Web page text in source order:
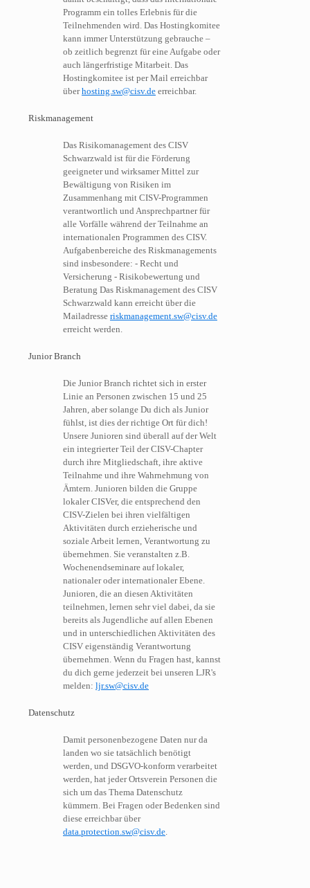
Programm ein tolles Erlebnis für die
Teilnehmenden wird. Das Hostingkomitee
kann immer Unterstützung gebrauche –
ob zeitlich begrenzt für eine Aufgabe oder
auch längerfristige Mitarbeit. Das
Hostingkomitee ist per Mail erreichbar
überhosting.sw@cisv.de erreichbar.
Riskmanagement
Das Risikomanagement des CISV
Schwarzwald ist für die Förderung
geeigneter und wirksamer Mittel zur
Bewältigung von Risiken im
Zusammenhang mit CISV-Programmen
verantwortlich und Ansprechpartner für
alle Vorfälle während der Teilnahme an
internationalen Programmen des CISV.
Aufgabenbereiche des Riskmanagements
sind insbesondere: - Recht und
Versicherung - Risikobewertung und
Beratung Das Riskmanagement des CISV
Schwarzwald kann erreicht über die
Mailadresse riskmanagement.sw@cisv.de
erreicht werden.
Junior Branch
Die Junior Branch richtet sich in erster
Linie an Personen zwischen 15 und 25
Jahren, aber solange Du dich als Junior
fühlst, ist dies der richtige Ort für dich!
Unsere Junioren sind überall auf der Welt
ein integrierter Teil der CISV-Chapter
durch ihre Mitgliedschaft, ihre aktive
Teilnahme und ihre Wahrnehmung von
Ämtern. Junioren bilden die Gruppe
lokaler CISVer, die entsprechend den
CISV-Zielen bei ihren vielfältigen
Aktivitäten durch erzieherische und
soziale Arbeit lernen, Verantwortung zu
übernehmen. Sie veranstalten z.B.
Wochenendseminare auf lokaler,
nationaler oder internationaler Ebene.
Junioren, die an diesen Aktivitäten
teilnehmen, lernen sehr viel dabei, da sie
bereits als Jugendliche auf allen Ebenen
und in unterschiedlichen Aktivitäten des
CISV eigenständig Verantwortung
übernehmen. Wenn du Fragen hast, kannst
du dich gerne jederzeit bei unseren LJR's
melden: ljr.sw@cisv.de
Datenschutz
Damit personenbezogene Daten nur da
landen wo sie tatsächlich benötigt
werden, und DSGVO-konform verarbeitet
werden, hat jeder Ortsverein Personen die
sich um das Thema Datenschutz
kümmern. Bei Fragen oder Bedenken sind
diese erreichbar über
data.protection.sw@cisv.de